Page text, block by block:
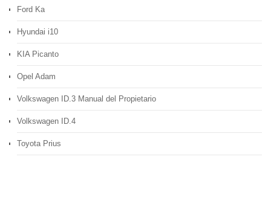
Ford Ka
Hyundai i10
KIA Picanto
Opel Adam
Volkswagen ID.3 Manual del Propietario
Volkswagen ID.4
Toyota Prius